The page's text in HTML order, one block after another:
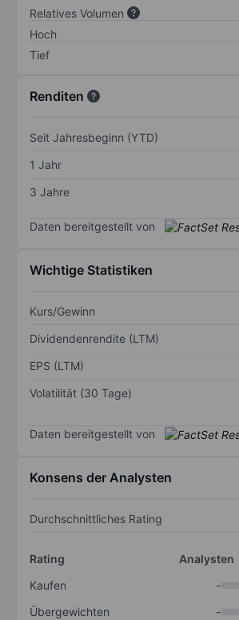
Relatives Volumen
Hoch
Tief
Renditen
Seit Jahresbeginn (YTD)
1 Jahr
3 Jahre
Daten bereitgestellt von
Wichtige Statistiken
Kurs/Gewinn
Dividendenrendite (LTM)
EPS (LTM)
Volatilität (30 Tage)
Daten bereitgestellt von
Konsens der Analysten
Durchschnittliches Rating
Rating
Analysten
Kaufen
-
Übergewichten
-